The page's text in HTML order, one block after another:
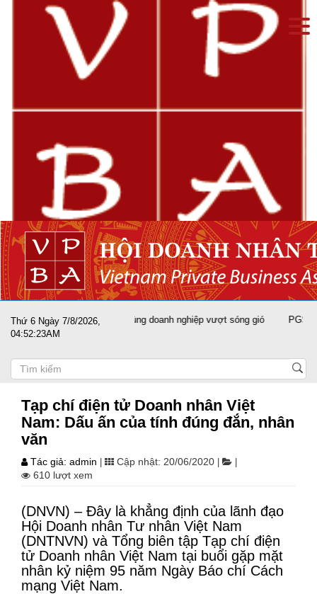
Thứ 6 Ngày 7/8/2026,
04:52:23AM
Đất nước sát cánh cùng doanh nghiệp vượt sóng gió PGS.TS
Tạp chí điện tử Doanh nhân Việt
Nam: Dấu ấn của tính đúng đắn, nhân
văn
Tác giả: admin Cập nhật: 20/06/2020
610 lượt xem
(DNVN) – Đây là khẳng định của lãnh đạo
Hội Doanh nhân Tư nhân Việt Nam
(DNTNVN) và Tổng biên tập Tạp chí điện
tử Doanh nhân Việt Nam tại buổi gặp mặt
nhân kỷ niệm 95 năm Ngày Báo chí Cách
mạng Việt Nam.